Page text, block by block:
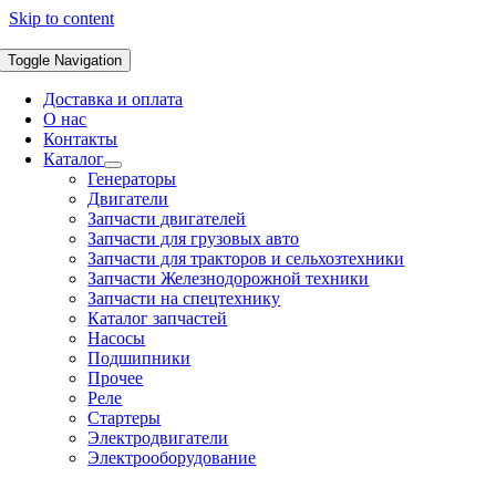
Skip to content
Toggle Navigation
Доставка и оплата
О нас
Контакты
Каталог
Генераторы
Двигатели
Запчасти двигателей
Запчасти для грузовых авто
Запчасти для тракторов и сельхозтехники
Запчасти Железнодорожной техники
Запчасти на спецтехнику
Каталог запчастей
Насосы
Подшипники
Прочее
Реле
Стартеры
Электродвигатели
Электрооборудование